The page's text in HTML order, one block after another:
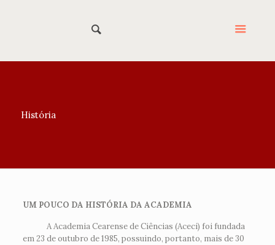
História
UM POUCO DA HISTÓRIA DA ACADEMIA
A Academia Cearense de Ciências (Aceci) foi fundada
em 23 de outubro de 1985, possuindo, portanto, mais de 30